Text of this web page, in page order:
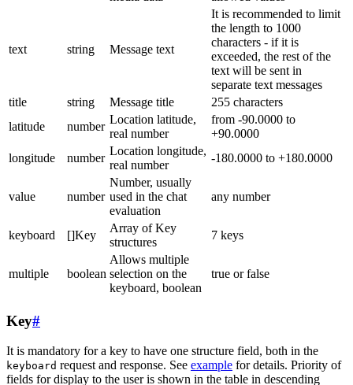
text string Message text
It is recommended to limit
the length to 1000
characters - if it is
exceeded, the rest of the
text will be sent in
separate text messages
title
string Message title
255 characters
latitude
number
Location latitude,
real number
from -90.0000 to
+90.0000
longitude
number
Location longitude,
real number
-180.0000 to +180.0000
value number
Number, usually
used in the chat
evaluation
any number
keyboard []Key
Array of Key
structures
7 keys
multiple boolean
Allows multiple
selection on the
keyboard, boolean
true or false
Key#
It is mandatory for a key to have one structure field, both in the
keyboard request and response. See example for details. Priority of
fields for display to the user is shown in the table in descending